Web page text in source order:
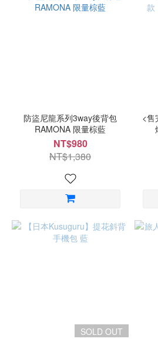
防盜尼龍系列3way後背包
RAMONA 限量棕藍
NT$980
NT$1,380
<售
SOLD OUT